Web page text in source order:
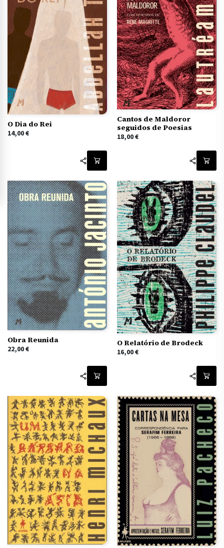
O Dia do Rei
14,00€
Cantos de Maldoror
seguidos de Poesias
18,00€
Obra Reunida
22,00€
O Relatório de Brodeck
16,00€